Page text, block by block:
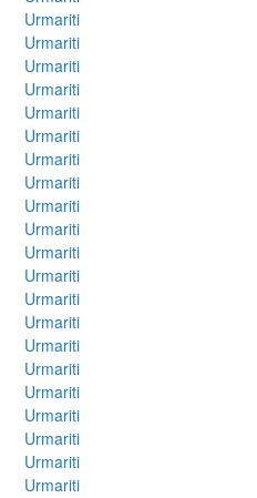
Urmariti
Urmariti
Urmariti
Urmariti
Urmariti
Urmariti
Urmariti
Urmariti
Urmariti
Urmariti
Urmariti
Urmariti
Urmariti
Urmariti
Urmariti
Urmariti
Urmariti
Urmariti
Urmariti
Urmariti
Urmariti